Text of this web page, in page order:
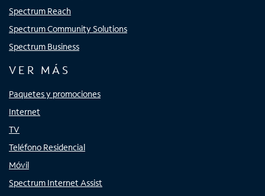
Spectrum Reach
Spectrum Community Solutions
Spectrum Business
VER MÁS
Paquetes y promociones
Internet
TV
Teléfono Residencial
Móvil
Spectrum Internet Assist